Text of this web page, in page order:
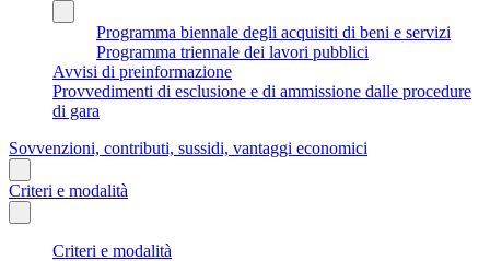
Programma biennale degli acquisiti di beni e servizi
Programma triennale dei lavori pubblici
Avvisi di preinformazione
Provvedimenti di esclusione e di ammissione dalle procedure
di gara
Sovvenzioni, contributi, sussidi, vantaggi economici
Criteri e modalità
Criteri e modalità